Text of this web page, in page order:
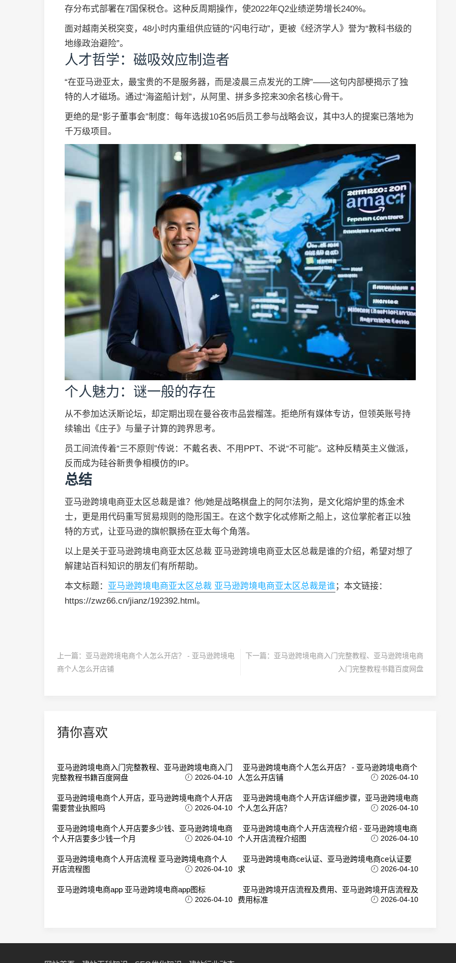
存分布式部署在7国保税仓。这种反周期操作，使2022年Q2业绩逆势增长240%。
面对越南关税突变，48小时内重组供应链的“闪电行动”，更被《经济学人》誉为“教科书级的
地缘政治避险”。
人才哲学：磁吸效应制造者
“在亚马逊亚太，最宝贵的不是服务器，而是凌晨三点发光的工牌”——这句内部梗揭示了独
特的人才磁场。通过“海盗船计划”，从阿里、拼多多挖来30余名核心骨干。
更绝的是“影子董事会”制度：每年选拔10名95后员工参与战略会议，其中3人的提案已落地为
千万级项目。
个人魅力：谜一般的存在
从不参加达沃斯论坛，却定期出现在曼谷夜市品尝榴莲。拒绝所有媒体专访，但领英账号持
续输出《庄子》与量子计算的跨界思考。
员工间流传着“三不原则”传说：不戴名表、不用PPT、不说“不可能”。这种反精英主义做派，
反而成为硅谷新贵争相模仿的IP。
总结
亚马逊跨境电商亚太区总裁是谁？他/她是战略棋盘上的阿尔法狗，是文化熔炉里的炼金术
士，更是用代码重写贸易规则的隐形国王。在这个数字化忒修斯之船上，这位掌舵者正以独
特的方式，让亚马逊的旗帜飘扬在亚太每个角落。
以上是关于亚马逊跨境电商亚太区总裁 亚马逊跨境电商亚太区总裁是谁的介绍，希望对想了
解建站百科知识的朋友们有所帮助。
本文标题： 亚马逊跨境电商亚太区总裁 亚马逊跨境电商亚太区总裁是谁 ；本文链接：
https://zwz66.cn/jianz/192392.html。
上一篇： 亚马逊跨境电商个人怎么开店？ - 亚马逊跨境电
商个人怎么开店铺
下一篇： 亚马逊跨境电商入门完整教程、亚马逊跨境电商
入门完整教程书籍百度网盘
猜你喜欢
亚马逊跨境电商入门完整教程、亚马逊跨境电商入门
完整教程书籍百度网盘
2026-04-10
亚马逊跨境电商个人怎么开店？ - 亚马逊跨境电商个
人怎么开店铺
2026-04-10
亚马逊跨境电商个人开店，亚马逊跨境电商个人开店
需要营业执照吗
2026-04-10
亚马逊跨境电商个人开店详细步骤，亚马逊跨境电商
个人怎么开店？
2026-04-10
亚马逊跨境电商个人开店要多少钱、亚马逊跨境电商
个人开店要多少钱一个月
2026-04-10
亚马逊跨境电商个人开店流程介绍 - 亚马逊跨境电商
个人开店流程介绍图
2026-04-10
亚马逊跨境电商个人开店流程 亚马逊跨境电商个人
开店流程图
2026-04-10
亚马逊跨境电商ce认证、亚马逊跨境电商ce认证要
求
2026-04-10
亚马逊跨境电商app 亚马逊跨境电商app图标
2026-04-10
亚马逊跨境开店流程及费用、亚马逊跨境开店流程及
费用标准
2026-04-10